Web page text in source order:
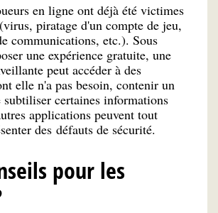
en ligne ont déjà été victimes
piratage d'un compte de jeu,
communications, etc.). Sous
une expérience gratuite, une
peut accéder à des
elle n'a pas besoin, contenir un
certaines informations
applications peuvent tout
des défauts de sécurité.
pour les